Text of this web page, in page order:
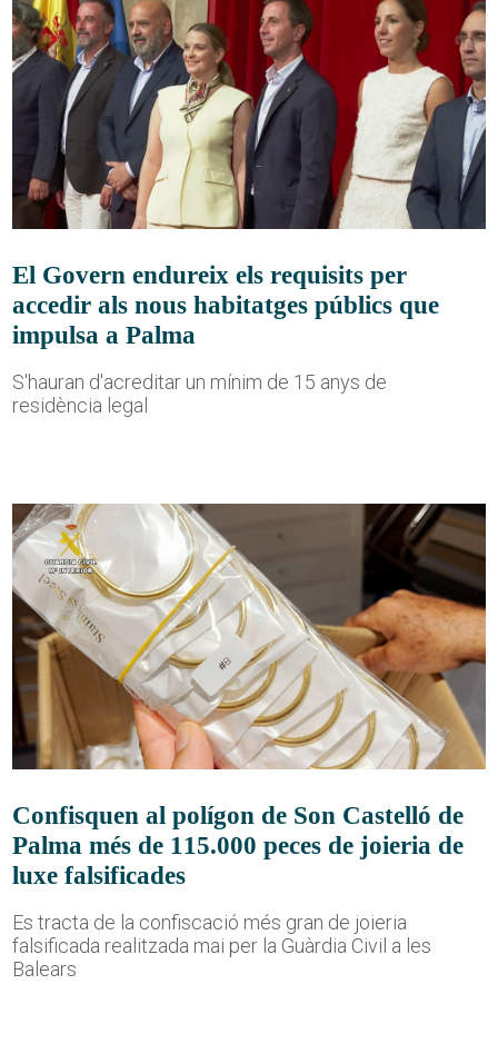
El Govern endureix els requisits per
accedir als nous habitatges públics que
impulsa a Palma
S'hauran d'acreditar un mínim de 15 anys de
residència legal
Confisquen al polígon de Son Castelló de
Palma més de 115.000 peces de joieria de
luxe falsificades
Es tracta de la confiscació més gran de joieria
falsificada realitzada mai per la Guàrdia Civil a les
Balears